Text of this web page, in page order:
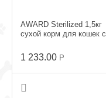
AWARD Sterilized 1,5кг
сухой корм для кошек с
1 233.00 Р